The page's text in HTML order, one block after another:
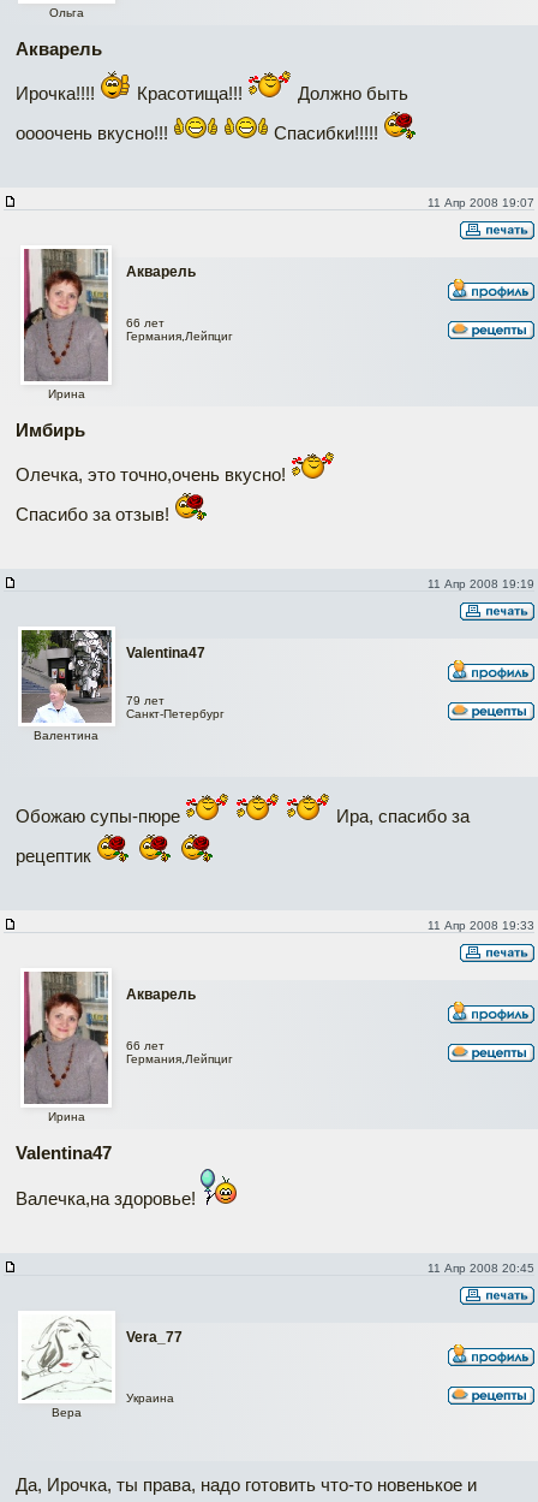
Ольга
Акварель
Ирочка!!!! Красотища!!!
Должно быть
оооочень вкусно!!!
Спасибки!!!!!
11 Апр 2008 19:07
Акварель
Ирина
66 лет
Германия,Лейпциг
Имбирь
Олечка, это точно,очень вкусно!
Спасибо за отзыв!
11 Апр 2008 19:19
Valentina47
Валентина
79 лет
Cанкт-Петербург
Обожаю супы-пюре
Ира, спасибо за
рецептик
11 Апр 2008 19:33
Акварель
Ирина
66 лет
Германия,Лейпциг
Valentina47
Валечка,на здоровье!
11 Апр 2008 20:45
Vera_77
Вера
Украина
Да, Ирочка, ты права, надо готовить что-то новенькое и